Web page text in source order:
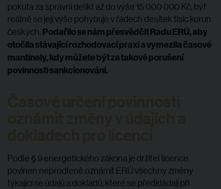
pokuta za správní delikt až do výše 15 000 000 Kč, byť
reálně se její výše pohybuje v řádech desítek tisíc korun
českých. Podařilo se nám přesvědčit Radu ERÚ, aby
otočila stávající rozhodovací praxi a vymezila časové
mantinely, kdy můžete být za takové porušení
povinnosti sankcionováni.
Podle § 9 energetického zákona je držitel licence
povinen neprodleně oznámit ERÚ všechny změny
týkající se údajů a dokladů, které se předkládají při